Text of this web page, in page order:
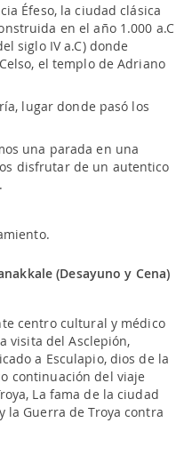
Éfeso, la ciudad clásica
en el año 1.000 a.C
siglo IV a.C) donde
el templo de Adriano
lugar donde pasó los
una parada en una
disfrutar de un autentico
(Desayuno y Cena)
centro cultural y médico
visita del Asclepión,
a Esculapio, dios de la
continuación del viaje
La fama de la ciudad
la Guerra de Troya contra